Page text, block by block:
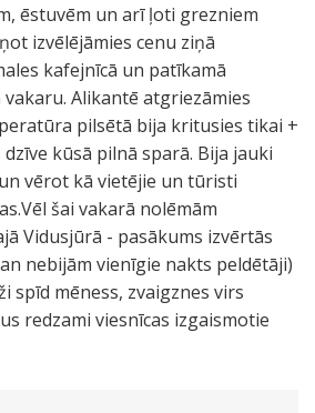
ēstuvēm un arī ļoti grezniem
izvēlējāmies cenu ziņā
kafejnīcā un patīkamā
Alikantē atgriezāmies
pilsētā bija kritusies tikai +
kūsā pilnā sparā. Bija jauki
vērot kā vietējie un tūristi
šai vakarā nolēmām
Vidusjūrā - pasākums izvērtās
nebijām vienīgie nakts peldētāji)
spīd mēness, zvaigznes virs
redzami viesnīcas izgaismotie